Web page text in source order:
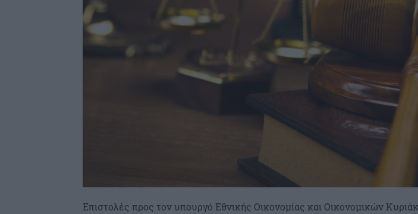
Επιστολές προς τον υπουργό Εθνικής Οικονομίας και Οικονομικών